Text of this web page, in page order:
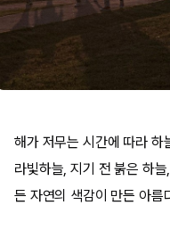
해가 저무는 시간에 따라 하
라빛하늘, 지기 전 붉은 하
든 자연의 색감이 만든 아름